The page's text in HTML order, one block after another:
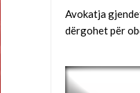
Avokatja
dërgohet për